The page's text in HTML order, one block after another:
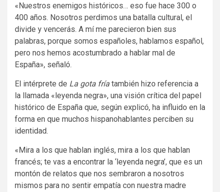
«Nuestros enemigos históricos… eso fue hace 300 o
400 años. Nosotros perdimos una batalla cultural, el
divide y vencerás. A mí me parecieron bien sus
palabras, porque somos españoles, hablamos español,
pero nos hemos acostumbrado a hablar mal de
España», señaló.
El intérprete de La gota fría también hizo referencia a
la llamada «leyenda negra», una visión crítica del papel
histórico de España que, según explicó, ha influido en la
forma en que muchos hispanohablantes perciben su
identidad.
«Mira a los que hablan inglés, mira a los que hablan
francés; te vas a encontrar la ‘leyenda negra’, que es un
montón de relatos que nos sembraron a nosotros
mismos para no sentir empatía con nuestra madre